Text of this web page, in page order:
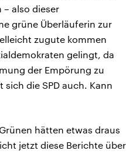
– also dieser
grüne Überläuferin zur
zugute kommen
gelingt, da
der Empörung zu
die SPD auch. Kann
hätten etwas draus
jetzt diese Berichte über